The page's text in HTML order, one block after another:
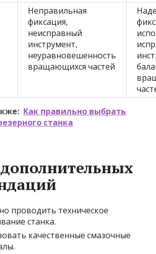
Неправильная
фиксация,
неисправный
инструмент,
неуравновешенность
вращающихся частей
Как правильно выбрать
станка
проводить техническое
станка.
качественные смазочные